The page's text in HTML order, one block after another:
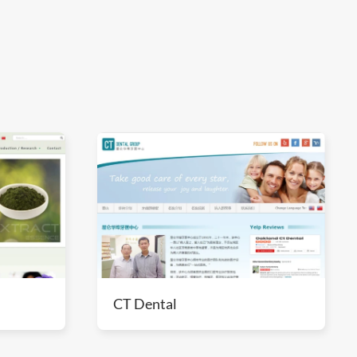
CT Dental